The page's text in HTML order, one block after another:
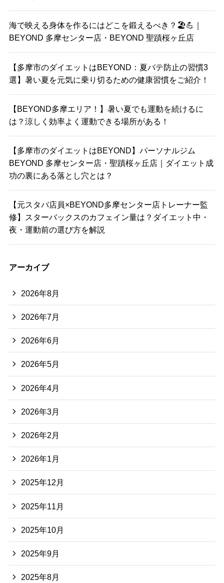
海で映える身体を作るにはどこを鍛えるべき？🏖️💪｜
BEYOND 多摩センター店・BEYOND 聖蹟桜ヶ丘店
【多摩市のダイエットはBEYOND：夏バテ防止の習慣3
選】暑い夏を元気に乗り切るための健康習慣をご紹介！
【BEYOND多摩エリア！】暑い夏でも運動を続けるに
は？涼しく効率よく運動できる場所がある！
【多摩市のダイエットはBEYOND】パーソナルジム
BEYOND 多摩センター店・聖蹟桜ヶ丘店｜ダイエット成
功の裏にある落とし穴とは？
【元スタバ店員×BEYOND多摩センター店トレーナー監
修】スターバックスのカフェイン量は？ダイエット中・
夜・運動前の選び方を解説
アーカイブ
2026年8月
2026年7月
2026年6月
2026年5月
2026年4月
2026年3月
2026年2月
2026年1月
2025年12月
2025年11月
2025年10月
2025年9月
2025年8月